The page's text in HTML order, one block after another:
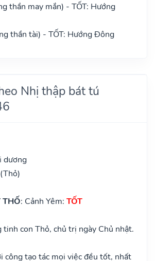
thần may mắn) - TỐT: Hướng
thần tài) - TỐT: Hướng Đông
Nhị thập bát tú
dương
THỐ: Cảnh Yêm: TỐT
tinh con Thỏ, chủ trị ngày Chủ nhật.
công tạo tác mọi việc đều tốt, nhất